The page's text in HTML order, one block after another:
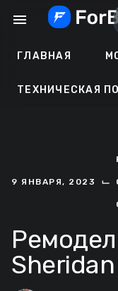
menu
ГЛАВНАЯ
ТЕХНИЧЕСКАЯ
9 ЯНВАРЯ, 2023 ⌙